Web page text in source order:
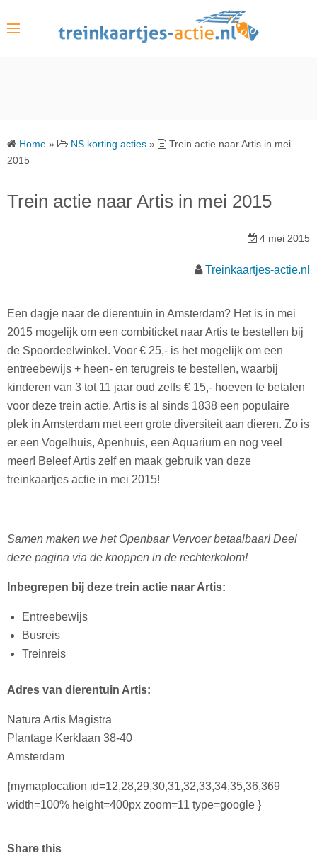
Home » NS korting acties »
Trein actie naar Artis in mei
2015
Trein actie naar Artis in mei 2015
4 mei 2015
Treinkaartjes-actie.nl
Een dagje naar de dierentuin in Amsterdam? Het is in mei
2015 mogelijk om een combiticket naar Artis te bestellen bij
de Spoordeelwinkel. Voor € 25,- is het mogelijk om een
entreebewijs + heen- en terugreis te bestellen, waarbij
kinderen van 3 tot 11 jaar oud zelfs € 15,- hoeven te betalen
voor deze trein actie. Artis is al sinds 1838 een populaire
plek in Amsterdam met een grote diversiteit aan dieren. Zo is
er een Vogelhuis, Apenhuis, een Aquarium en nog veel
meer! Beleef Artis zelf en maak gebruik van deze
treinkaartjes actie in mei 2015!
Samen maken we het Openbaar Vervoer betaalbaar! Deel
deze pagina via de knoppen in de rechterkolom!
Inbegrepen bij deze trein actie naar Artis:
Entreebewijs
Busreis
Treinreis
Adres van dierentuin Artis:
Natura Artis Magistra
Plantage Kerklaan 38-40
Amsterdam
{mymaplocation id=12,28,29,30,31,32,33,34,35,36,369
width=100% height=400px zoom=11 type=google }
Share this